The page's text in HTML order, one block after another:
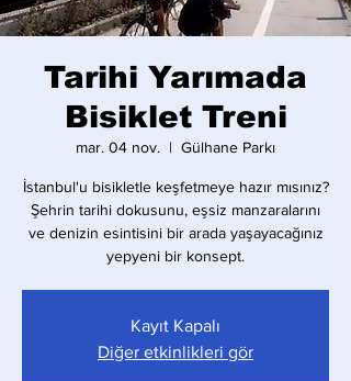
Tarihi Yarımada
Bisiklet Treni
mar. 04 nov.
  |
Gülhane Parkı
İstanbul'u bisikletle keşfetmeye hazır mısınız?
Şehrin tarihi dokusunu, eşsiz manzaralarını
ve denizin esintisini bir arada yaşayacağınız
yepyeni bir konsept.
Kayıt Kapalı
Diğer etkinlikleri gör